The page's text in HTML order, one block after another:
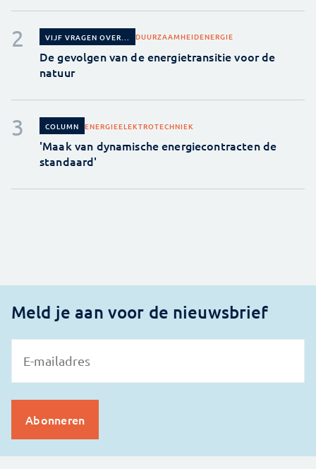
VIJF VRAGEN OVER... DUURZAAMHEIDENERGIE
De gevolgen van de energietransitie voor de
natuur
COLUMN ENERGIEELEKTROTECHNIEK
'Maak van dynamische energiecontracten de
standaard'
Meld je aan voor de nieuwsbrief